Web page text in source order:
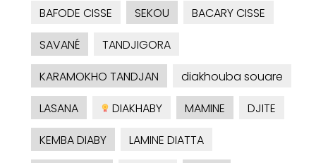
BAFODE CISSE
SEKOU
BACARY CISSE
SAVANÉ
TANDJIGORA
KARAMOKHO TANDJAN
diakhouba souare
LASANA
DIAKHABY MAMINE
DJITE
KEMBA DIABY
LAMINE DIATTA